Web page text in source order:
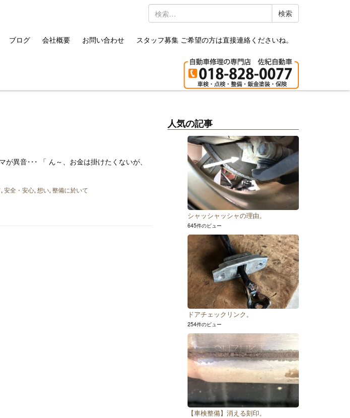
索:
ブログ 会社概要 お問い合わせ スタッフ募集 ご希望の方は直接連絡くださいね。
異音･･･ 「 ん～、お金は掛けたくないが、
, 安全・安心, 想い, 整備に於いて
人気の記事
シャッシャッシャの理由。
645件のビュー
ドアチェックリンク。
254件のビュー
【車検整備】消える刻印。